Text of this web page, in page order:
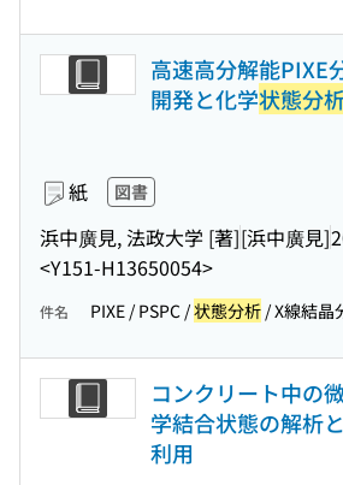
高速高分解能PIXE
開発と化学状態分
紙 図書
浜中廣見, 法政大学 [著][浜中廣見]
<Y151-H13650054>
件名 PIXE / PSPC /状態分析 / X線結晶
コンクリート中の
学結合状態の解析
利用